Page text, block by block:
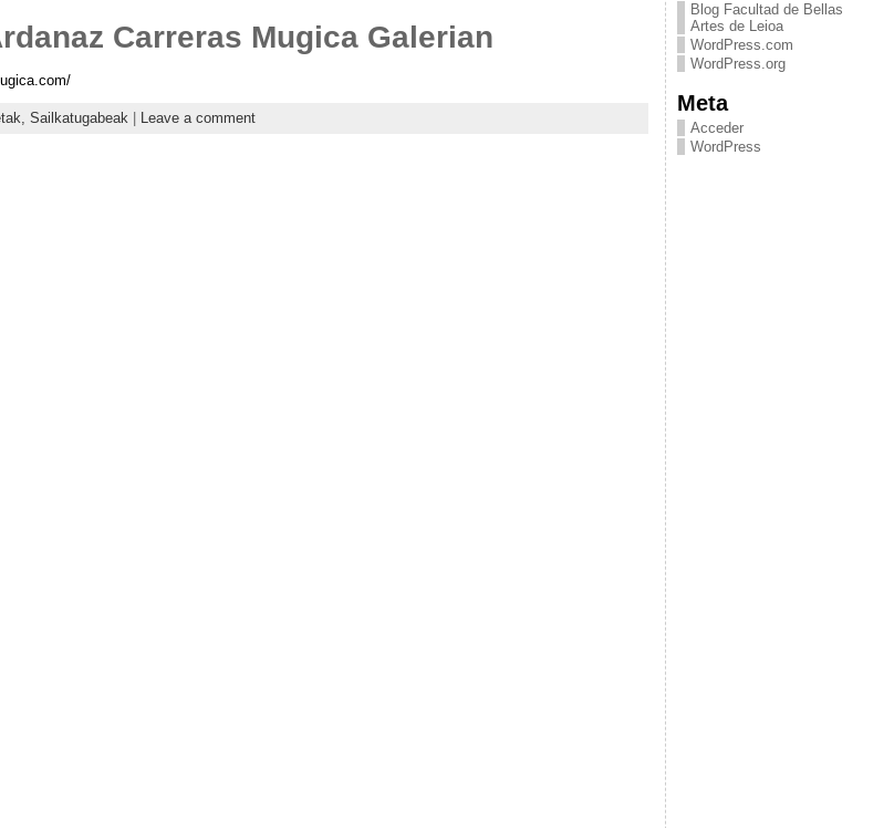
Carreras Mugica Galerian
Sailkatugabeak Leave a comment
Blog Facultad de Bellas
Artes de Leioa
WordPress.com
WordPress.org
Meta
Acceder
WordPress